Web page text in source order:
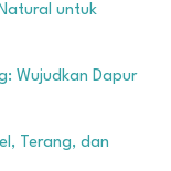
untuk
Wujudkan Dapur
Terang, dan